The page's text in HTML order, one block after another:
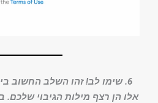
6. שימו לב! זהו השלב החשוב ביותר בפתיחת החשבון.
אלו הן רצף מילות הגיבוי שלכם.